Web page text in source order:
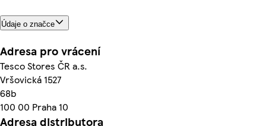
Údaje o značce
Adresa pro vrácení
Tesco Stores ČR a.s.
Vršovická 1527
68b
100 00 Praha 10
Adresa distributora